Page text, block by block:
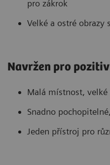
pro zákrok
Velké a ostré obrazy
Navržen pro
Malá místnost, velké
Snadno
Jeden přístroj pro